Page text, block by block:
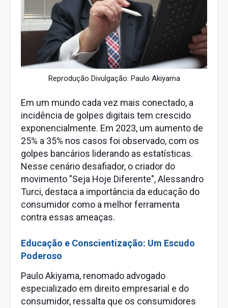
Reprodução Divulgação: Paulo Akiyama
Em um mundo cada vez mais conectado, a
incidência de golpes digitais tem crescido
exponencialmente. Em 2023, um aumento de
25% a 35% nos casos foi observado, com os
golpes bancários liderando as estatísticas.
Nesse cenário desafiador, o criador do
movimento "Seja Hoje Diferente", Alessandro
Turci, destaca a importância da educação do
consumidor como a melhor ferramenta
contra essas ameaças.
Educação e Conscientização: Um Escudo
Poderoso
Paulo Akiyama, renomado advogado
especializado em direito empresarial e do
consumidor, ressalta que os consumidores